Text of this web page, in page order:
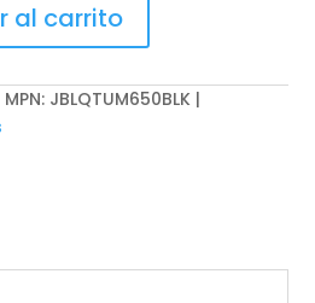
al carrito
JBLQTUM650BLK